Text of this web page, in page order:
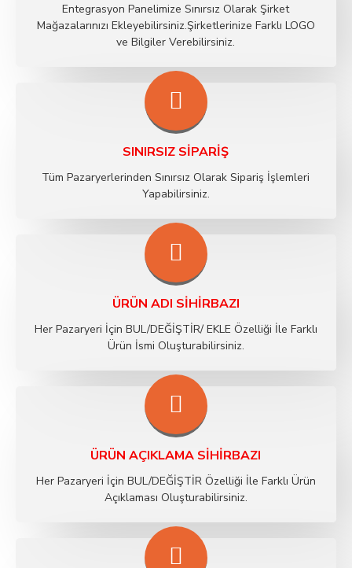
Entegrasyon Panelimize Sınırsız Olarak Şirket
Mağazalarınızı Ekleyebilirsiniz.Şirketlerinize Farklı LOGO
ve Bilgiler Verebilirsiniz.
SINIRSIZ SIPARIŞ
Tüm Pazaryerlerinden Sınırsız Olarak Sipariş İşlemleri
Yapabilirsiniz.
ÜRÜN ADI SIHIRBAZI
Her Pazaryeri İçin BUL/DEĞİŞTİR/ EKLE Özelliği İle Farklı
Ürün İsmi Oluşturabilirsiniz.
ÜRÜN AÇIKLAMA SIHIRBAZI
Her Pazaryeri İçin BUL/DEĞİŞTİR Özelliği İle Farklı Ürün
Açıklaması Oluşturabilirsiniz.